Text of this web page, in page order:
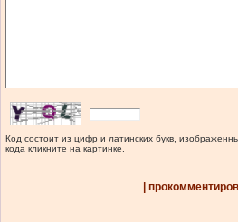
Код состоит из цифр и латинских букв,
кода кликните на картинке.
|